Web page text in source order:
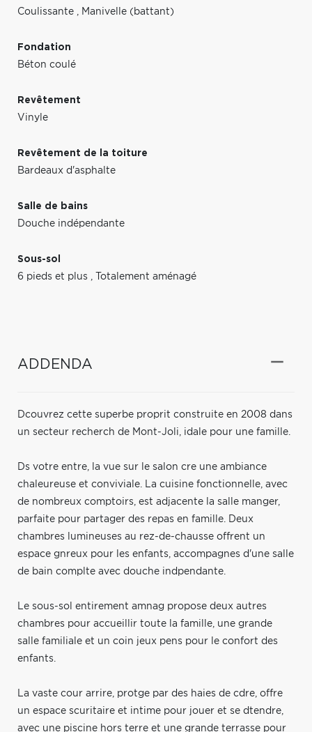
Coulissante , Manivelle (battant)
Fondation
Béton coulé
Revêtement
Vinyle
Revêtement de la toiture
Bardeaux d'asphalte
Salle de bains
Douche indépendante
Sous-sol
6 pieds et plus , Totalement aménagé
ADDENDA
Dcouvrez cette superbe proprit construite en 2008 dans
un secteur recherch de Mont-Joli, idale pour une famille.
Ds votre entre, la vue sur le salon cre une ambiance
chaleureuse et conviviale. La cuisine fonctionnelle, avec
de nombreux comptoirs, est adjacente la salle manger,
parfaite pour partager des repas en famille. Deux
chambres lumineuses au rez-de-chausse offrent un
espace gnreux pour les enfants, accompagnes d'une salle
de bain complte avec douche indpendante.
Le sous-sol entirement amnag propose deux autres
chambres pour accueillir toute la famille, une grande
salle familiale et un coin jeux pens pour le confort des
enfants.
La vaste cour arrire, protge par des haies de cdre, offre
un espace scuritaire et intime pour jouer et se dtendre,
avec une piscine hors terre et une grande terrasse pour